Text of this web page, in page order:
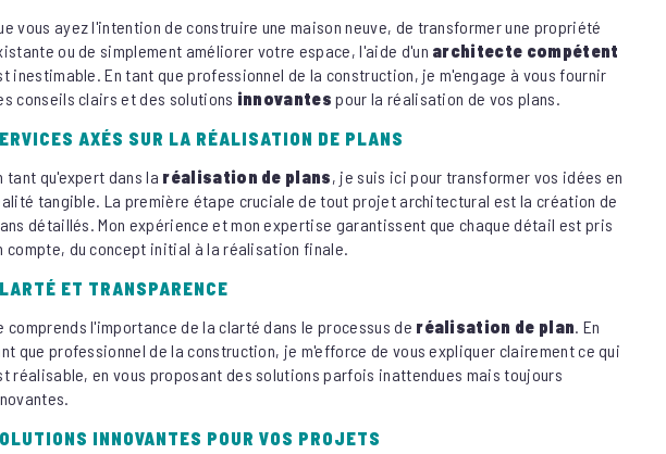
vous ayez l'intention de construire une maison neuve, de transformer une propriété
ou de simplement améliorer votre espace, l'aide d'un architecte compétent
inestimable. En tant que professionnel de la construction, je m'engage à vous fournir
conseils clairs et des solutions innovantes pour la réalisation de vos plans.
AXÉS SUR LA RÉALISATION DE PLANS
tant qu'expert dans la réalisation de plans, je suis ici pour transformer vos idées en
tangible. La première étape cruciale de tout projet architectural est la création de
détaillés. Mon expérience et mon expertise garantissent que chaque détail est pris
compte, du concept initial à la réalisation finale.
ET TRANSPARENCE
comprends l'importance de la clarté dans le processus de réalisation de plan. En
que professionnel de la construction, je m'efforce de vous expliquer clairement ce qui
réalisable, en vous proposant des solutions parfois inattendues mais toujours
INNOVANTES POUR VOS PROJETS